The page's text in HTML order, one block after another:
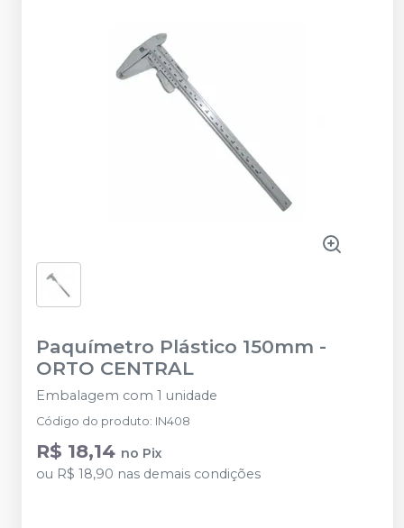
Paquímetro Plástico 150mm -
ORTO CENTRAL
Embalagem com 1 unidade
Código do produto: IN408
R$ 18,14 no Pix
ou R$ 18,90 nas demais condições